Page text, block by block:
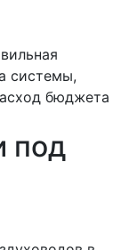
системы,
бюджета
под